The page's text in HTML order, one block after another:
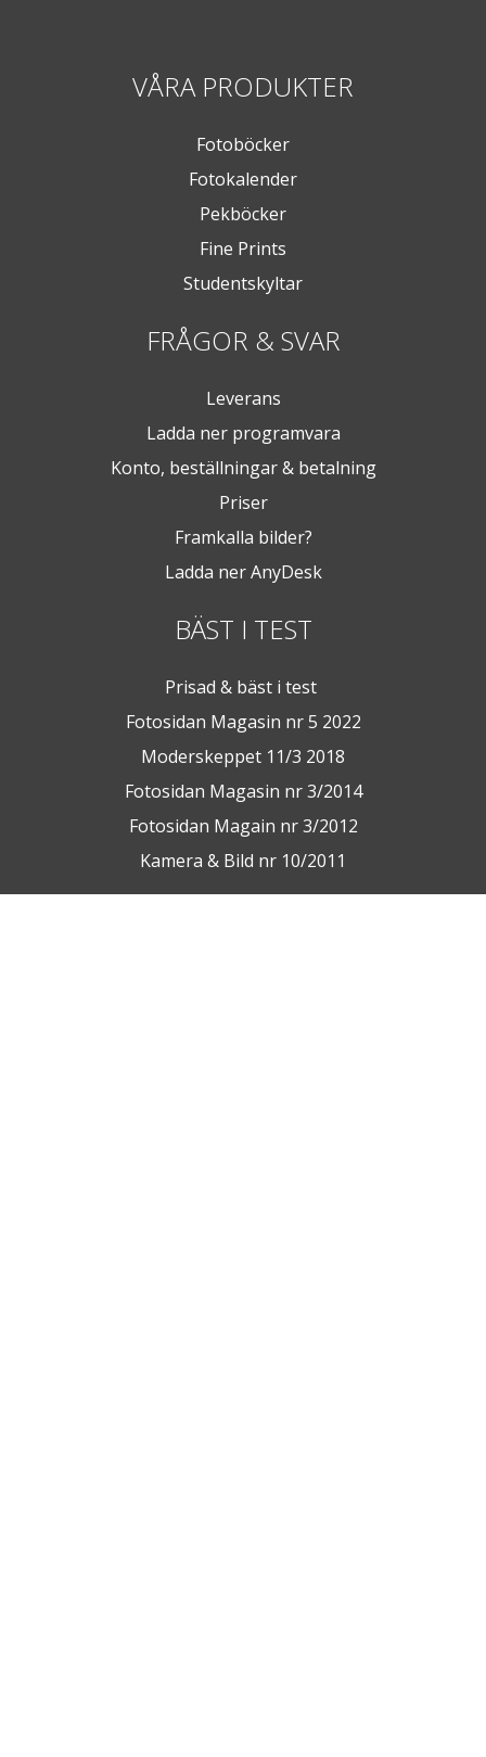
VÅRA PRODUKTER
Fotoböcker
Fotokalender
Pekböcker
Fine Prints
Studentskyltar
FRÅGOR & SVAR
Leverans
Ladda ner programvara
Konto, beställningar & betalning
Priser
Framkalla bilder?
Ladda ner AnyDesk
BÄST I TEST
Prisad & bäst i test
Fotosidan Magasin nr 5 2022
Moderskeppet 11/3 2018
Fotosidan Magasin nr 3/2014
Fotosidan Magain nr 3/2012
Kamera & Bild nr 10/2011